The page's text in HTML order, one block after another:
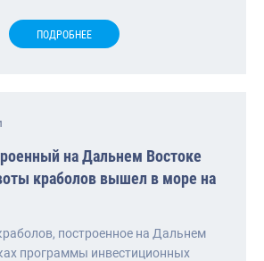
ПОДРОБНЕЕ
на Дальнем Востоке
краболов вышел в море на
построенное на Дальнем
программы инвестиционных